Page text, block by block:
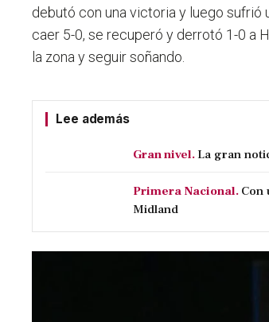
debutó con una victoria y luego sufrió
caer 5-0, se recuperó y derrotó 1-0 a
la zona y seguir soñando.
Lee además
Gran nivel. La gran
Primera Nacional. Con
Midland